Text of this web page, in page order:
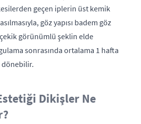
geçen iplerin üst kemik
göz yapısı badem göz
görünümlü şeklin elde
sonrasında ortalama 1 hafta
dönebilir.
Dikişler Ne